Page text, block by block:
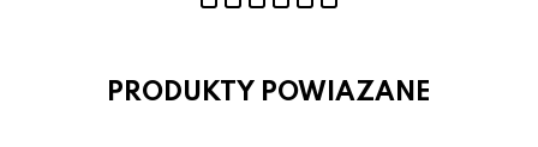
PRODUKTY POWIAZANE